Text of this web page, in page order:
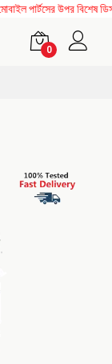
পার্টসের উপর বিশেষ
0